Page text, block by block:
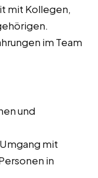
mit Kollegen,
im Team
und
mit
in